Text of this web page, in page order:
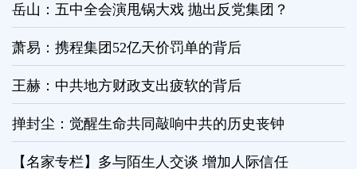
岳山：五中全会演甩锅大戏 抛出反党集团？
萧易：携程集团52亿天价罚单的背后
王赫：中共地方财政支出疲软的背后
掸封尘：觉醒生命共同敲响中共的历史丧钟
【名家专栏】多与陌生人交谈 增加人际信任